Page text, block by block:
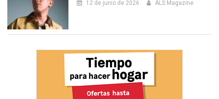
12 de junio de 2026 ALS Magazine